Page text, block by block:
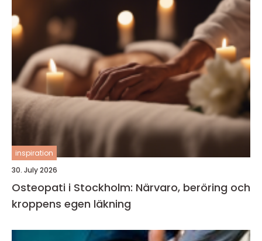
inspiration
30. July 2026
Osteopati i Stockholm: Närvaro, beröring och
kroppens egen läkning